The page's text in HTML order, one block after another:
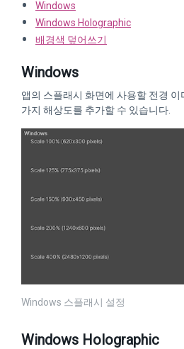
Windows
Windows Holographic
배경색 덮어쓰기
Windows
앱의 스플래시 화면에 사용할 전경
가지 해상도를 추가할 수 있습니다.
Windows 스플래시 설정
Windows Holographic